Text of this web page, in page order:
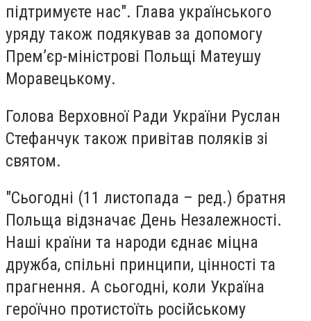
підтримуєте нас". Глава українського
уряду також подякував за допомогу
Прем’єр-міністрові Польщі Матеушу
Моравецькому.
Голова Верховної Ради України Руслан
Стефанчук також привітав поляків зі
святом.
"Сьогодні (11 листопада – ред.) братня
Польща відзначає День Незалежності.
Наші країни та народи єднає міцна
дружба, спільні принципи, цінності та
прагнення. А сьогодні, коли Україна
героїчно протистоїть російському